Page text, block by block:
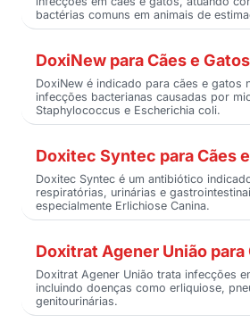
bactérias comuns em animais de
DoxiNew para Cães e
DoxiNew é indicado para cães e gatos
infecções bacterianas causadas por
Staphylococcus e Escherichia coli.
Doxitec Syntec para Cães
Doxitec Syntec é um antibiótico
respiratórias, urinárias e
especialmente Erlichiose Canina.
Doxitrat Agener União para
Doxitrat Agener União trata infecções
incluindo doenças como erliquiose,
genitourinárias.